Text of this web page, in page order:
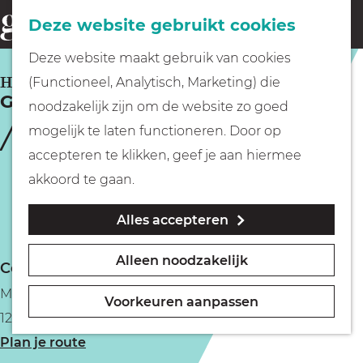
Deze website gebruikt cookies
Deze website maakt gebruik van cookies
(Functioneel, Analytisch, Marketing) die
noodzakelijk zijn om de website zo goed
mogelijk te laten functioneren. Door op
accepteren te klikken, geef je aan hiermee
akkoord te gaan.
Alles accepteren
Alleen noodzakelijk
Voorkeuren aanpassen
G
a
n
a
o
m
e
p
Fietsen
Wandelen
Geocachen
Naar het museum
o
e
k
e
n
Gooische Bierbrouwerij
HILVERSUM
Contact
Marktplein 3
1211DZ Hilversum
Plan je routen